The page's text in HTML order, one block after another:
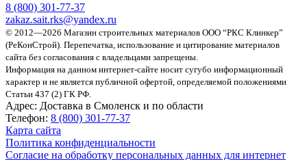
8 (800) 301-77-37
zakaz.sait.rks@yandex.ru
© 2012—2026 Магазин строительных материалов ООО “РКС Клинкер”
(РеКонСтрой). Перепечатка, использование и цитирование материалов
сайта без согласования с владельцами запрещены.
Информация на данном интернет-сайте носит сугубо информационный
характер и не является публичной офертой, определяемой положениями
Статьи 437 (2) ГК РФ.
Адрес: Доставка в Смоленск и по области
Телефон: 8 (800) 301-77-37
Карта сайта
Политика конфиденциальности
Согласие на обработку персональных данных для интернет